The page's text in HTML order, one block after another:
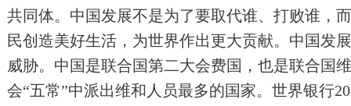
共同体。中国发展不是为了要取代谁、打败谁，
民创造美好生活，为世界作出更大贡献。中国发
威胁。中国是联合国第二大会费国，也是联合国
会“五常”中派出维和人员最多的国家。世界银行